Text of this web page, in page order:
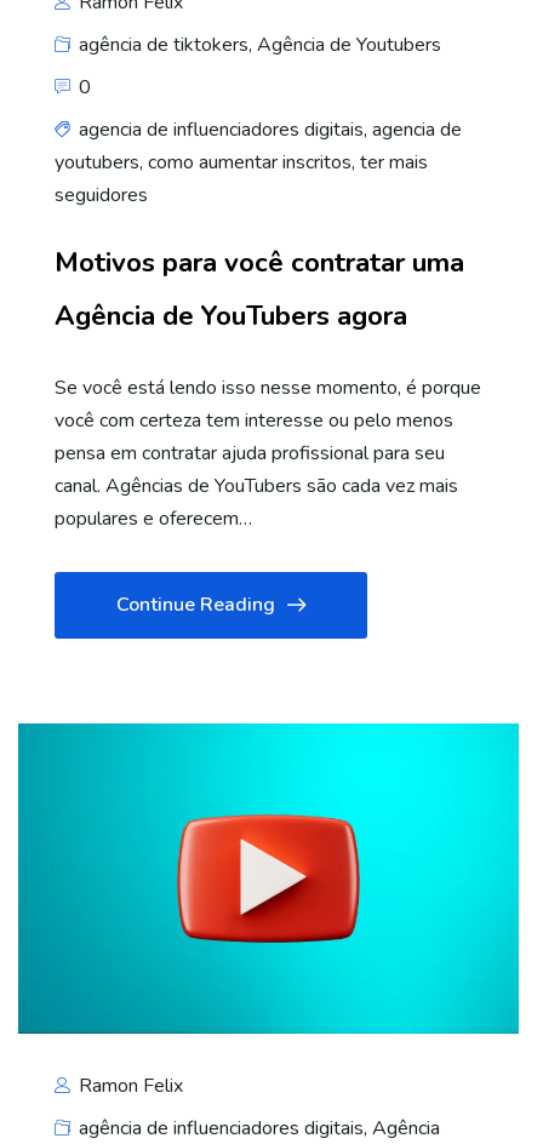
agência de tiktokers, Agência de Youtubers
0
agencia de influenciadores digitais, agencia de
youtubers, como aumentar inscritos, ter mais
seguidores
Motivos para você contratar uma
Agência de YouTubers agora
Se você está lendo isso nesse momento, é porque
você com certeza tem interesse ou pelo menos
pensa em contratar ajuda profissional para seu
canal. Agências de YouTubers são cada vez mais
populares e oferecem…
Continue Reading
Ramon Felix
agência de influenciadores digitais, Agência